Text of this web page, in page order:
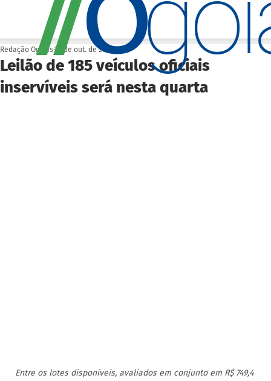
Leilão de 185 veículos oficiais
inservíveis será nesta quarta
Redação Ogoiás 22 de out. de 2025
Entre os lotes disponíveis, avaliados em conjunto em R$ 749,4